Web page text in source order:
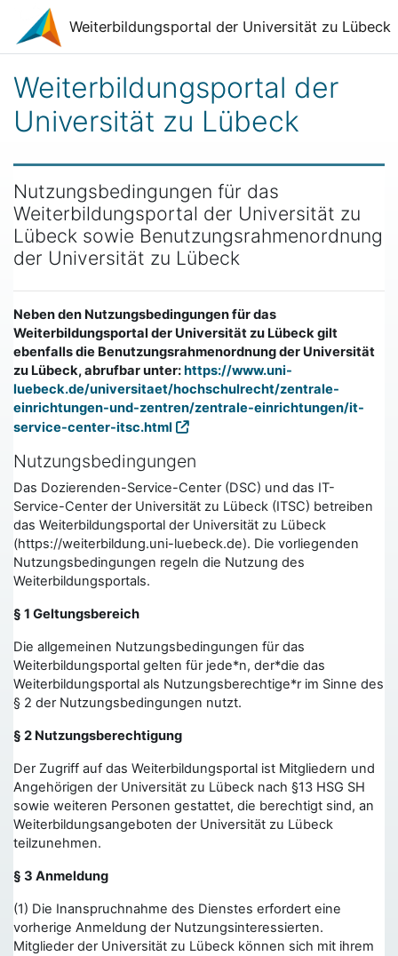
Zum Hauptinhalt
Weiterbildungsportal der Universität zu Lübeck
Weiterbildungsportal der
Universität zu Lübeck
Nutzungsbedingungen für das
Weiterbildungsportal der Universität zu
Lübeck sowie Benutzungsrahmenordnung
der Universität zu Lübeck
Neben den Nutzungsbedingungen für das
Weiterbildungsportal der Universität zu Lübeck gilt
ebenfalls die Benutzungsrahmenordnung der Universität
zu Lübeck, abrufbar unter:https://www.uni-
luebeck.de/universitaet/hochschulrecht/zentrale-
einrichtungen-und-zentren/zentrale-einrichtungen/it-
service-center-itsc.html
Nutzungsbedingungen
Das Dozierenden-Service-Center (DSC) und das IT-
Service-Center der Universität zu Lübeck (ITSC) betreiben
das Weiterbildungsportal der Universität zu Lübeck
(https://weiterbildung.uni-luebeck.de). Die vorliegenden
Nutzungsbedingungen regeln die Nutzung des
Weiterbildungsportals.
§ 1 Geltungsbereich
Die allgemeinen Nutzungsbedingungen für das
Weiterbildungsportal gelten für jede*n, der*die das
Weiterbildungsportal als Nutzungsberechtige*r im Sinne des
§ 2 der Nutzungsbedingungen nutzt.
§ 2 Nutzungsberechtigung
Der Zugriff auf das Weiterbildungsportal ist Mitgliedern und
Angehörigen der Universität zu Lübeck nach §13 HSG SH
sowie weiteren Personen gestattet, die berechtigt sind, an
Weiterbildungsangeboten der Universität zu Lübeck
teilzunehmen.
§ 3 Anmeldung
(1) Die Inanspruchnahme des Dienstes erfordert eine
vorherige Anmeldung der Nutzungsinteressierten.
Mitglieder der Universität zu Lübeck können sich mit ihrem